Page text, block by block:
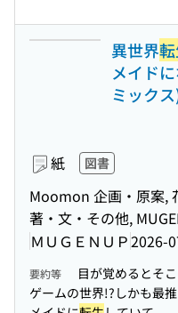
異世界
メイド
ミック
紙 図書
Moomon 企画・原案,
著・文・その他,
ＭＵＧＥＮＵＰ2026-
要約等
目が覚めるとそ
ゲームの世界!?しかも最